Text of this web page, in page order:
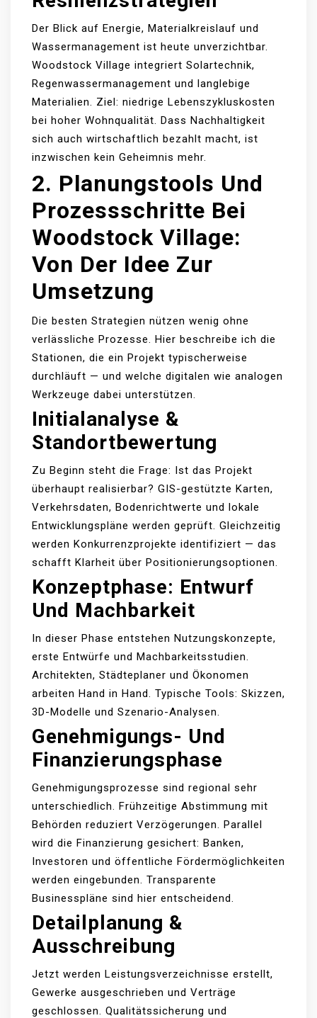
Der Blick auf Energie, Materialkreislauf und
Wassermanagement ist heute unverzichtbar.
Woodstock Village integriert Solartechnik,
Regenwassermanagement und langlebige
Materialien. Ziel: niedrige Lebenszykluskosten
bei hoher Wohnqualität. Dass Nachhaltigkeit
sich auch wirtschaftlich bezahlt macht, ist
inzwischen kein Geheimnis mehr.
2. Planungstools Und
Prozessschritte Bei
Woodstock Village:
Von Der Idee Zur
Umsetzung
Die besten Strategien nützen wenig ohne
verlässliche Prozesse. Hier beschreibe ich die
Stationen, die ein Projekt typischerweise
durchläuft — und welche digitalen wie analogen
Werkzeuge dabei unterstützen.
Initialanalyse &
Standortbewertung
Zu Beginn steht die Frage: Ist das Projekt
überhaupt realisierbar? GIS-gestützte Karten,
Verkehrsdaten, Bodenrichtwerte und lokale
Entwicklungspläne werden geprüft. Gleichzeitig
werden Konkurrenzprojekte identifiziert — das
schafft Klarheit über Positionierungsoptionen.
Konzeptphase: Entwurf
Und Machbarkeit
In dieser Phase entstehen Nutzungskonzepte,
erste Entwürfe und Machbarkeitsstudien.
Architekten, Städteplaner und Ökonomen
arbeiten Hand in Hand. Typische Tools: Skizzen,
3D-Modelle und Szenario-Analysen.
Genehmigungs- Und
Finanzierungsphase
Genehmigungsprozesse sind regional sehr
unterschiedlich. Frühzeitige Abstimmung mit
Behörden reduziert Verzögerungen. Parallel
wird die Finanzierung gesichert: Banken,
Investoren und öffentliche Fördermöglichkeiten
werden eingebunden. Transparente
Businesspläne sind hier entscheidend.
Detailplanung &
Ausschreibung
Jetzt werden Leistungsverzeichnisse erstellt,
Gewerke ausgeschrieben und Verträge
geschlossen. Qualitätssicherung und